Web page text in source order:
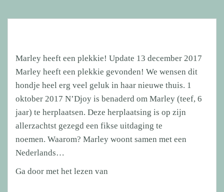
Marley heeft een plekkie! Update 13 december 2017
Marley heeft een plekkie gevonden! We wensen dit
hondje heel erg veel geluk in haar nieuwe thuis. 1
oktober 2017 N’Djoy is benaderd om Marley (teef, 6
jaar) te herplaatsen. Deze herplaatsing is op zijn
allerzachtst gezegd een fikse uitdaging te
noemen. Waarom? Marley woont samen met een
Nederlands…
Ga door met het lezen van